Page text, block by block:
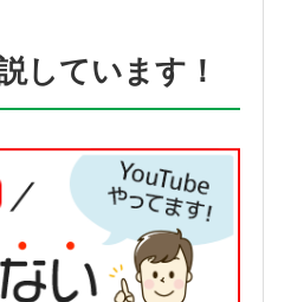
しています！